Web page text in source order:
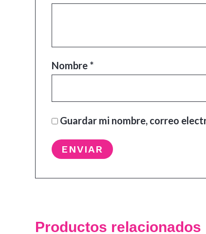
Nombre *
Guardar mi nombre, correo
Productos relacionados